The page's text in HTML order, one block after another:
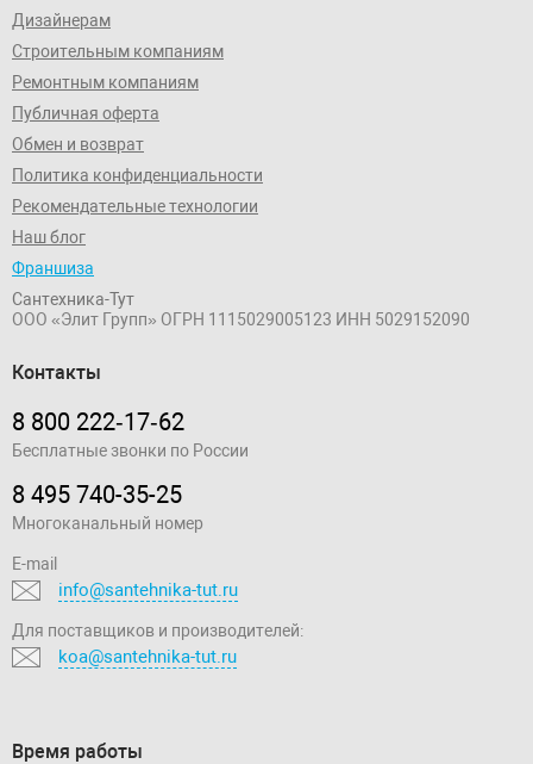
Дизайнерам
Строительным компаниям
Ремонтным компаниям
Публичная оферта
Обмен и возврат
Политика конфиденциальности
Рекомендательные технологии
Наш блог
Франшиза
Сантехника-Тут
ООО «Элит Групп» ОГРН 1115029005123 ИНН 5029152090
Контакты
8 800 222‑17‑62
Бесплатные звонки по России
8 495 740-35-25
Многоканальный номер
E-mail
info@santehnika-tut.ru
Для поставщиков и производителей:
koa@santehnika-tut.ru
Время работы